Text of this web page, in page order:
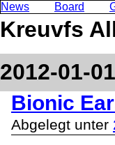
News Board
Kreuvfs
2012-01-01
Bionic
Abgelegt unter